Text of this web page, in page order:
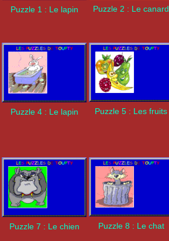
Puzzle 1 : Le lapin Puzzle 2 : Le canard
Puzzle 4 : Le lapin Puzzle 5 : Les fruits
Puzzle 7 : Le chien Puzzle 8 : Le chat